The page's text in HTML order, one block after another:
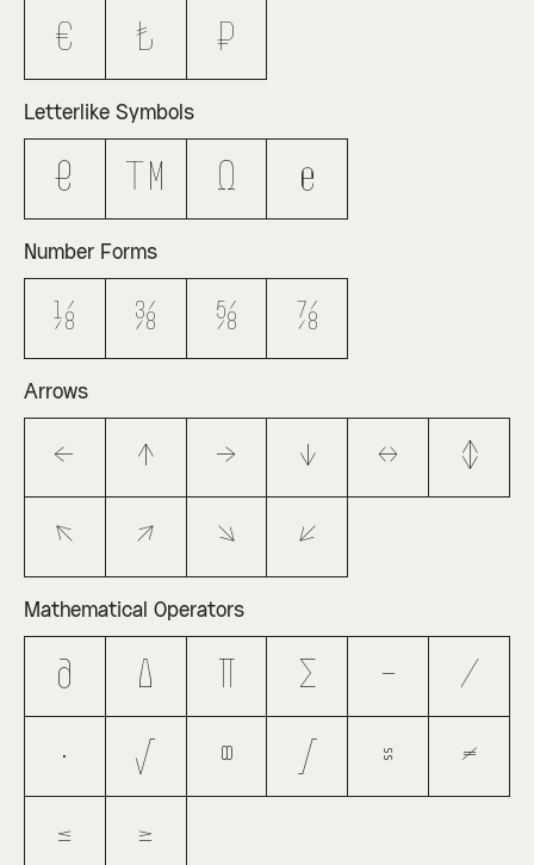
€ ₺ ₽
Letterlike Symbols
ℓ ™ Ω ℮
Number Forms
⅛ ⅜ ⅝ ⅞
Arrows
← ↑ → ↓ ↔ ↕
↖ ↗ ↘ ↙
Mathematical Operators
∂ ∆ ∑ − ∕
∙ √ ∞ ∫ ≈ ≠
≤ ≥